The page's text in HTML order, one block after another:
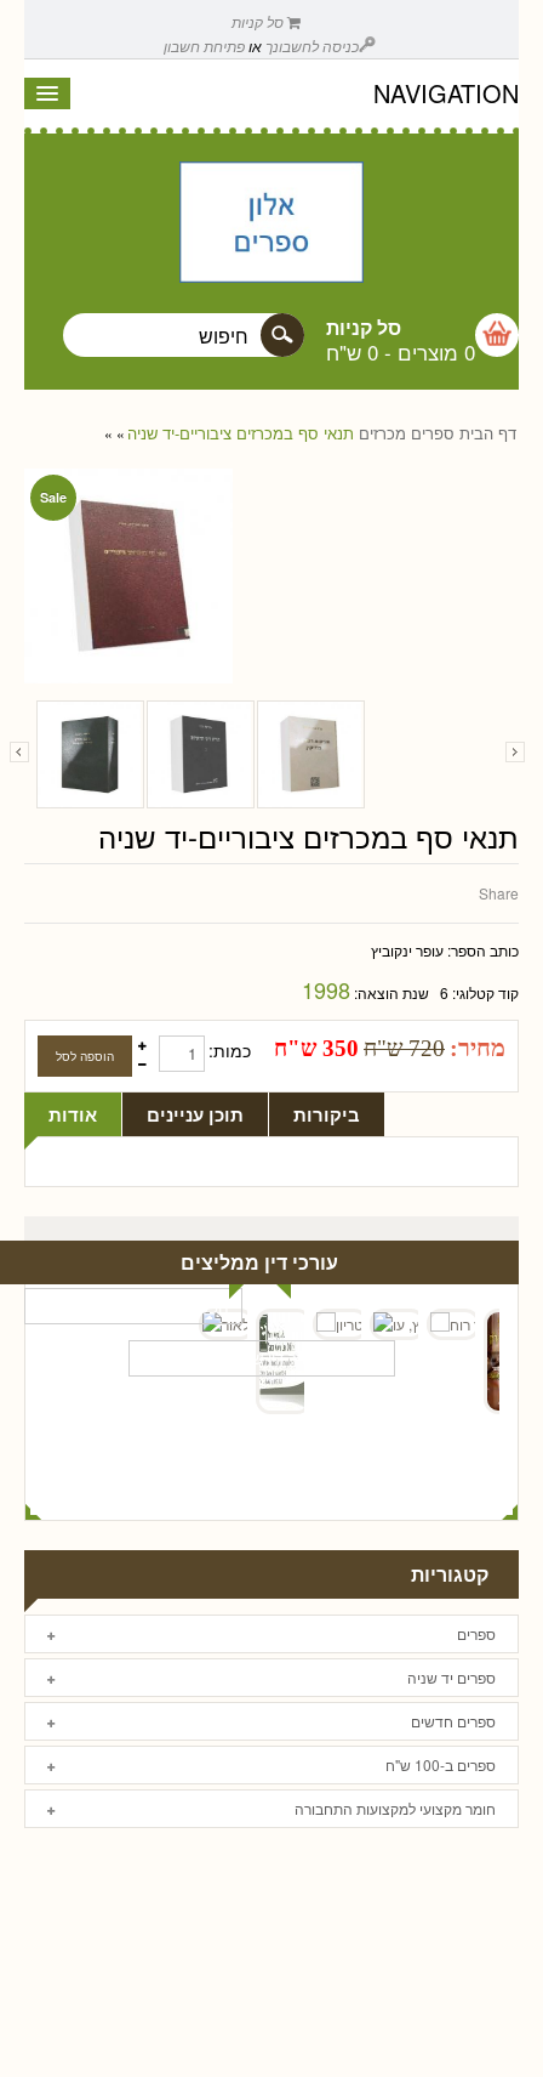
סל קניות
כניסה לחשבונך אופתיחת חשבון
NAVIGATION
סל קניות
0 מוצרים - 0 ש"ח
דף הבית » ספרים מכרזים » תנאי סף במכרזים ציבוריים-יד שניה
Sale
תנאי סף במכרזים ציבוריים-יד שניה
Share
כותב הספר: עופר ינקוביץ
קוד קטלוגי: 6 שנת הוצאה: 1998
מחיר: 720 ש"ח 350 ש"ח כמות:
אודות תוכן עניינים ביקורות
עורכי דין ממליצים
קטגוריות
ספרים
ספרים יד שניה
ספרים חדשים
ספרים ב-100 ש"ח
חומר מקצועי למקצועות התחבורה